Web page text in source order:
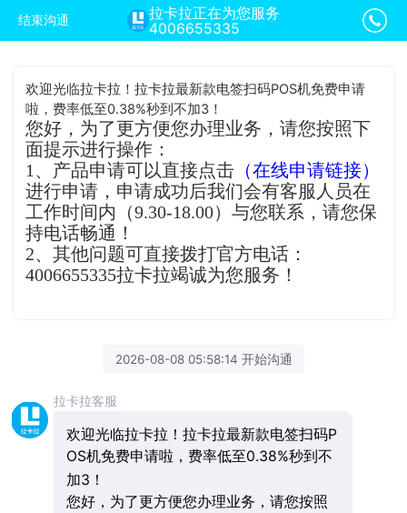
结束沟通
拉卡拉正在为您服务
4006655335
欢迎光临拉卡拉！拉卡拉最新款电签扫码POS机免费申请
啦，费率低至0.38%秒到不加3！
您好，为了更方便您办理业务，请您按照下
面提示进行操作：
1、产品申请可以直接点击 （在线申请链接）
进行申请，申请成功后我们会有客服人员在
工作时间内（9.30-18.00）与您联系，请您保
持电话畅通！
2、其他问题可直接拨打官方电话：
4006655335拉卡拉竭诚为您服务！
2026-08-08 05:58:14 开始沟通
拉卡拉客服
欢迎光临拉卡拉！拉卡拉最新款电签扫码P
OS机免费申请啦，费率低至0.38%秒到不
加3！
您好，为了更方便您办理业务，请您按照